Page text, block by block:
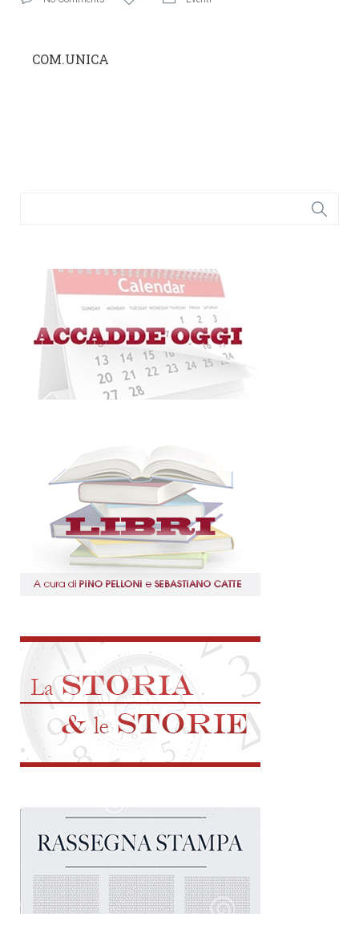
COM.UNICA